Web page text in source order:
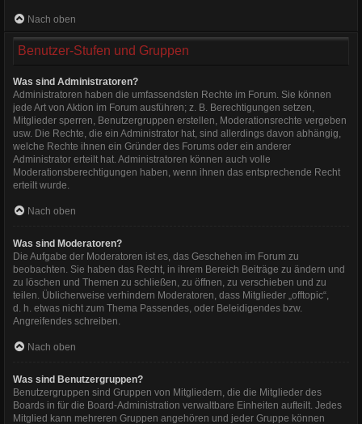
Nach oben
Benutzer-Stufen und Gruppen
Was sind Administratoren?
Administratoren haben die umfassendsten Rechte im Forum. Sie können
jede Art von Aktion im Forum ausführen; z. B. Berechtigungen setzen,
Mitglieder sperren, Benutzergruppen erstellen, Moderationsrechte vergeben
usw. Die Rechte, die ein Administrator hat, sind allerdings davon abhängig,
welche Rechte ihnen ein Gründer des Forums oder ein anderer
Administrator erteilt hat. Administratoren können auch volle
Moderationsberechtigungen haben, wenn ihnen das entsprechende Recht
erteilt wurde.
Nach oben
Was sind Moderatoren?
Die Aufgabe der Moderatoren ist es, das Geschehen im Forum zu
beobachten. Sie haben das Recht, in ihrem Bereich Beiträge zu ändern und
zu löschen und Themen zu schließen, zu öffnen, zu verschieben und zu
teilen. Üblicherweise verhindern Moderatoren, dass Mitglieder „offtopic“,
d. h. etwas nicht zum Thema Passendes, oder Beleidigendes bzw.
Angreifendes schreiben.
Nach oben
Was sind Benutzergruppen?
Benutzergruppen sind Gruppen von Mitgliedern, die die Mitglieder des
Boards in für die Board-Administration verwaltbare Einheiten aufteilt. Jedes
Mitglied kann mehreren Gruppen angehören und jeder Gruppe können